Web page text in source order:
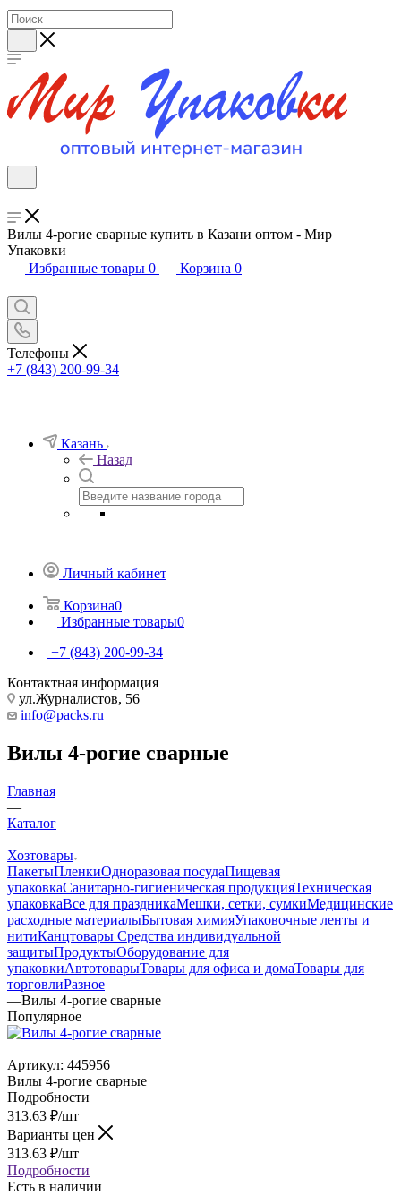
Вилы 4-рогие сварные купить в Казани оптом - Мир
Упаковки
Избранные товары 0 Корзина 0
Телефоны
+7 (843) 200-99-34
Казань
Назад
Личный кабинет
Корзина0
Избранные товары0
+7 (843) 200-99-34
Контактная информация
ул.Журналистов, 56
info@packs.ru
Вилы 4-рогие сварные
Главная
—
Каталог
—
Хозтовары
ПакетыПленкиОдноразовая посудаПищевая
упаковкаСанитарно-гигиеническая продукцияТехническая
упаковкаВсе для праздникаМешки, сетки, сумкиМедицинские
расходные материалыБытовая химияУпаковочные ленты и
нитиКанцтовары Средства индивидуальной
защитыПродуктыОборудование для
упаковкиАвтотоварыТовары для офиса и домаТовары для
торговлиРазное
—Вилы 4-рогие сварные
Популярное
Артикул: 445956
Вилы 4-рогие сварные
Подробности
313.63 ₽/шт
Варианты цен
313.63 ₽/шт
Подробности
Есть в наличии